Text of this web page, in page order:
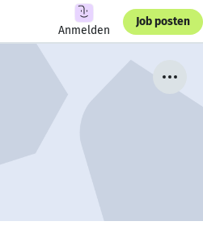
Anmelden
Job posten